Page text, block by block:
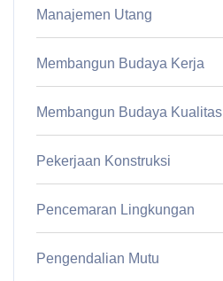
Manajemen Utang
Membangun Budaya Kerja
Membangun Budaya Kualitas
Pekerjaan Konstruksi
Pencemaran Lingkungan
Pengendalian Mutu